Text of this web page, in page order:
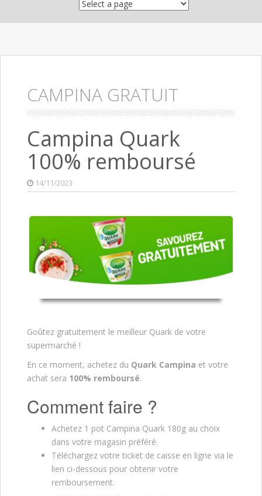
CAMPINA GRATUIT
Campina Quark
100% remboursé
14/11/2023
Goûtez gratuitement le meilleur Quark de votre
supermarché !
En ce moment, achetez du Quark Campina et votre
achat sera 100% remboursé.
Comment faire ?
Achetez 1 pot Campina Quark 180g au choix
dans votre magasin préféré.
Téléchargez votre ticket de caisse en ligne via le
lien ci-dessous pour obtenir votre
remboursement.